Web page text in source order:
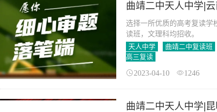
曲靖二中天人中学|
选择一所优质的高考复读学
读班，文理科均招收。
天人中学
曲靖二中复读班
高三复读
2023-04-10 1246
曲靖二中天人中学|